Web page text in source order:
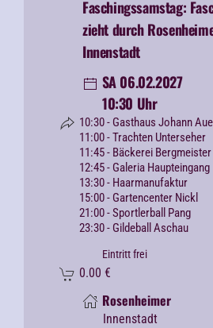
Faschingssamstag:
zieht durch
Innenstadt
SA 06.02.2027
10:30 Uhr
10:30 - Gasthaus Johann
11:00 - Trachten Unterseher
11:45 - Bäckerei Bergmeister
12:45 - Galeria Haupteingang
13:30 - Haarmanufaktur
15:00 - Gartencenter Nickl
21:00 - Sportlerball Pang
23:30 - Gildeball Aschau
Eintritt frei
0.00 €
Rosenheimer
Innenstadt